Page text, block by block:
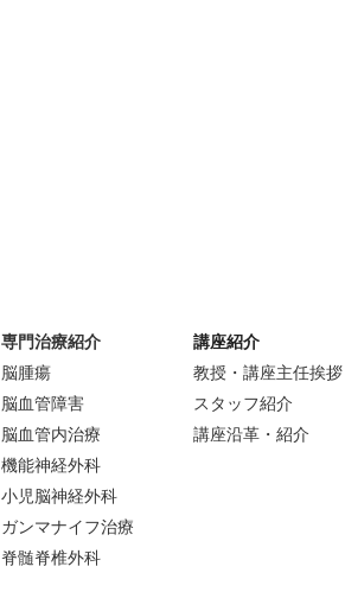
専門治療紹介
脳腫瘍
脳血管障害
脳血管内治療
機能神経外科
小児脳神経外科
ガンマナイフ治療
脊髄脊椎外科
講座紹介
教授・講座主任挨拶
スタッフ紹介
講座沿革・紹介